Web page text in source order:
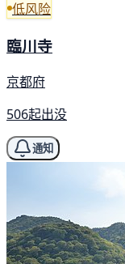
低风险
臨川寺
京都府
506起出没
通知